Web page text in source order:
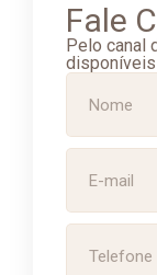
Fale
Pelo canal
disponíveis